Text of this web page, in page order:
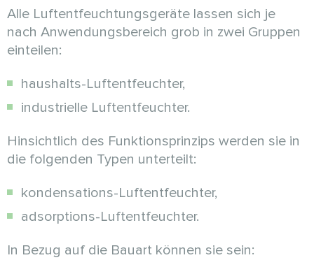
Alle Luftentfeuchtungsgeräte lassen sich je
nach Anwendungsbereich grob in zwei Gruppen
einteilen:
haushalts-Luftentfeuchter,
industrielle Luftentfeuchter.
Hinsichtlich des Funktionsprinzips werden sie in
die folgenden Typen unterteilt:
kondensations-Luftentfeuchter,
adsorptions-Luftentfeuchter.
In Bezug auf die Bauart können sie sein: